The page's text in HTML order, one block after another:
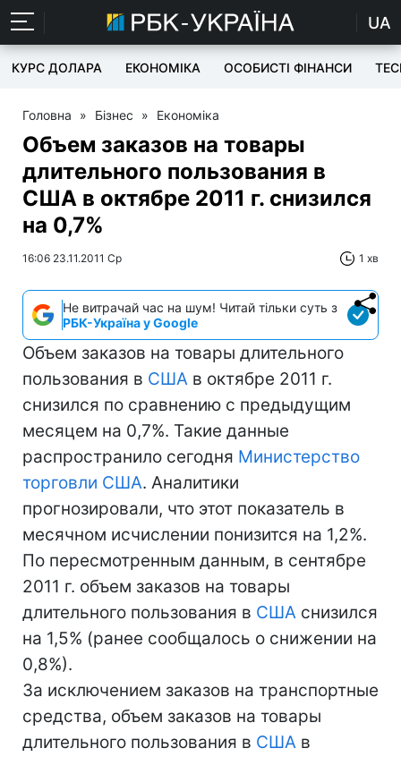
UA
КУРС ДОЛАРА ЕКОНОМІКА ОСОБИСТІ ФІНАНСИ
Головна » Бізнес » Економіка
Объем заказов на товары
длительного пользования в
США в октябре 2011 г. снизился
на 0,7%
16:06 23.11.2011 Ср 1 хв
Не витрачай час на шум! Читай тільки суть з
РБК-Україна у Google
Объем заказов на товары длительного
пользования в США в октябре 2011 г.
снизился по сравнению с предыдущим
месяцем на 0,7%. Такие данные
распространило сегодня Министерство
торговли США. Аналитики
прогнозировали, что этот показатель в
месячном исчислении понизится на 1,2%.
По пересмотренным данным, в сентябре
2011 г. объем заказов на товары
длительного пользования в США снизился
на 1,5% (ранее сообщалось о снижении на
0,8%).
За исключением заказов на транспортные
средства, объем заказов на товары
длительного пользования в США в